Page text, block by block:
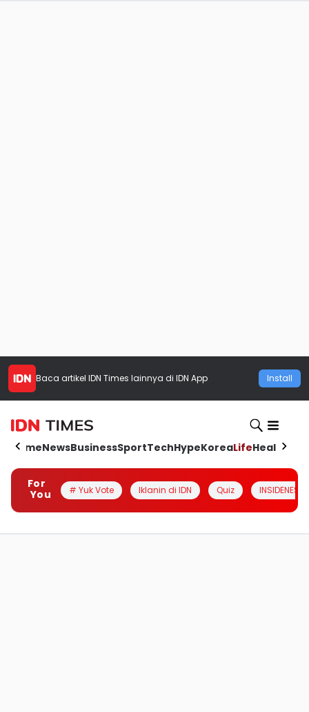
Baca artikel IDN Times lainnya di IDN App Install
HomeNewsBusinessSportTechHypeKoreaLifeHealth
For
You
# Yuk Vote Iklanin di IDN Quiz INSIDENESIA